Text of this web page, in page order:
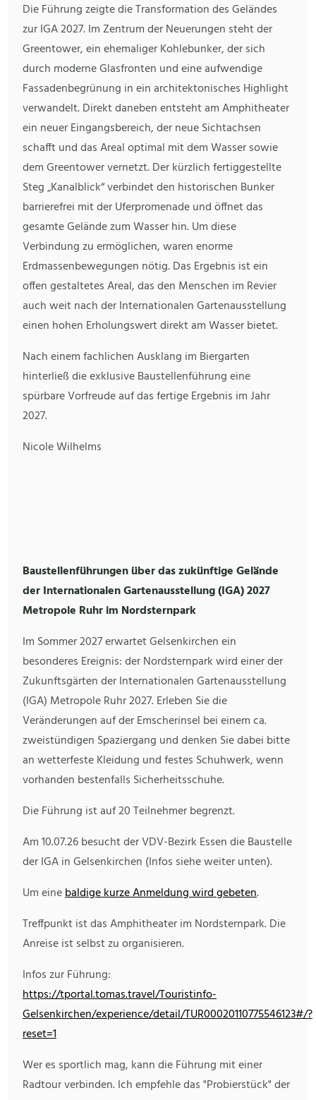
Die Führung zeigte die Transformation des Geländes
zur IGA 2027. Im Zentrum der Neuerungen steht der
Greentower, ein ehemaliger Kohlebunker, der sich
durch moderne Glasfronten und eine aufwendige
Fassadenbegrünung in ein architektonisches Highlight
verwandelt. Direkt daneben entsteht am Amphitheater
ein neuer Eingangsbereich, der neue Sichtachsen
schafft und das Areal optimal mit dem Wasser sowie
dem Greentower vernetzt. Der kürzlich fertiggestellte
Steg „Kanalblick“ verbindet den historischen Bunker
barrierefrei mit der Uferpromenade und öffnet das
gesamte Gelände zum Wasser hin. Um diese
Verbindung zu ermöglichen, waren enorme
Erdmassenbewegungen nötig. Das Ergebnis ist ein
offen gestaltetes Areal, das den Menschen im Revier
auch weit nach der Internationalen Gartenausstellung
einen hohen Erholungswert direkt am Wasser bietet.
Nach einem fachlichen Ausklang im Biergarten
hinterließ die exklusive Baustellenführung eine
spürbare Vorfreude auf das fertige Ergebnis im Jahr
2027.
Nicole Wilhelms
Baustellenführungen über das zukünftige Gelände
der Internationalen Gartenausstellung (IGA) 2027
Metropole Ruhr im Nordsternpark
Im Sommer 2027 erwartet Gelsenkirchen ein
besonderes Ereignis: der Nordsternpark wird einer der
Zukunftsgärten der Internationalen Gartenausstellung
(IGA) Metropole Ruhr 2027. Erleben Sie die
Veränderungen auf der Emscherinsel bei einem ca.
zweistündigen Spaziergang und denken Sie dabei bitte
an wetterfeste Kleidung und festes Schuhwerk, wenn
vorhanden bestenfalls Sicherheitsschuhe.
Die Führung ist auf 20 Teilnehmer begrenzt.
Am 10.07.26 besucht der VDV-Bezirk Essen die Baustelle
der IGA in Gelsenkirchen (Infos siehe weiter unten).
Um einebaldige kurze Anmeldung wird gebeten.
Treffpunkt ist das Amphitheater im Nordsternpark. Die
Anreise ist selbst zu organisieren.
Infos zur Führung:
https://tportal.tomas.travel/Touristinfo-
Gelsenkirchen/experience/detail/TUR00020110775546123#/?
reset=1
Wer es sportlich mag, kann die Führung mit einer
Radtour verbinden. Ich empfehle das "Probierstück" der